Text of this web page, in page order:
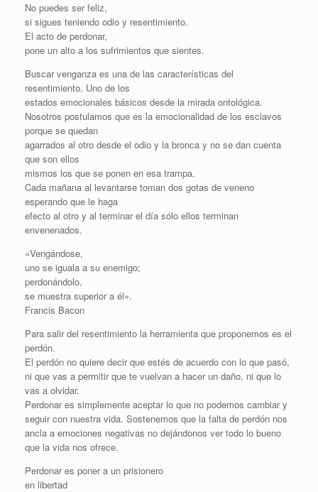
No puedes ser feliz,
si sigues teniendo odio y resentimiento.
El acto de perdonar,
pone un alto a los sufrimientos que sientes.
Buscar venganza es una de las características del
resentimiento. Uno de los
estados emocionales básicos desde la mirada ontológica.
Nosotros postulamos que es la emocionalidad de los esclavos
porque se quedan
agarrados al otro desde el odio y la bronca y no se dan cuenta
que son ellos
mismos los que se ponen en esa trampa.
Cada mañana al levantarse toman dos gotas de veneno
esperando que le haga
efecto al otro y al terminar el día sólo ellos terminan
envenenados.
«Vengándose,
uno se iguala a su enemigo;
perdonándolo,
se muestra superior a él».
Francis Bacon
Para salir del resentimiento la herramienta que proponemos es el
perdón.
El perdón no quiere decir que estés de acuerdo con lo que pasó,
ni que vas a permitir que te vuelvan a hacer un daño, ni que lo
vas a olvidar.
Perdonar es simplemente aceptar lo que no podemos cambiar y
seguir con nuestra vida. Sostenemos que la falta de perdón nos
ancla a emociones negativas no dejándonos ver todo lo bueno
que la vida nos ofrece.
Perdonar es poner a un prisionero
en libertad